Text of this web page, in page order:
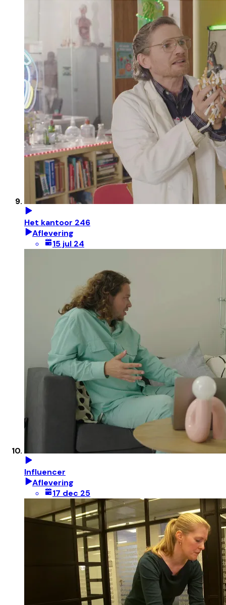
Het kantoor 246
Aflevering
15 jul 24
Influencer
Aflevering
17 dec 25